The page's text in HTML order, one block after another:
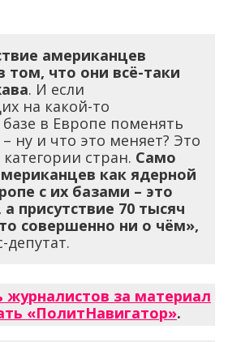
американцев
том, что они всё-таки
. И если
на какой-то
в Европе поменять
ну и что это меняет? Это
стран. Само
как ядерной
с их базами – это
присутствие 70 тысяч
совершенно ни о чём»,
депутат.
журналистов за материал
«ПолитНавигатор».